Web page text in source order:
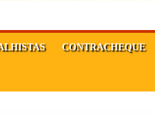
CONTRACHEQUE